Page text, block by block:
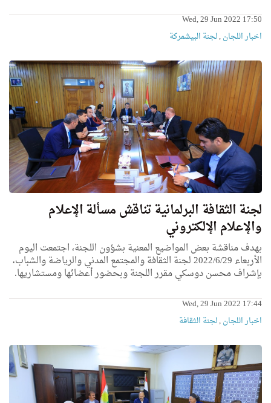
Wed, 29 Jun 2022 17:50
اخبار اللجان,لجنة البيشمركة
لجنة الثقافة البرلمانية تناقش مسألة الإعلام
والإعلام الإلكتروني
بهدف مناقشة بعض المواضيع المعنية بشؤون اللجنة، اجتمعت اليوم
الأربعاء 2022/6/29 لجنة الثقافة والمجتمع المدني والرياضة والشباب،
بإشراف محسن دوسكي مقرر اللجنة وبحضور أعضائها ومستشاريها.
Wed, 29 Jun 2022 17:44
اخبار اللجان,لجنة الثقافة